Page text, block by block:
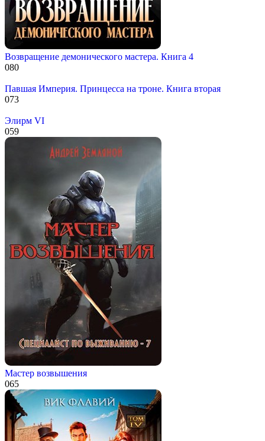
Возвращение демонического мастера. Книга 4
080
Павшая Империя. Принцесса на троне. Книга вторая
073
Элирм VI
059
Мастер возвышения
065